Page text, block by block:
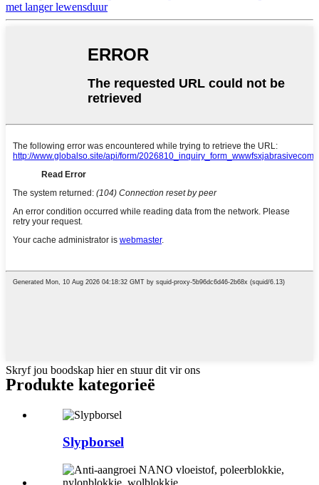
met langer lewensduur
Skryf jou boodskap hier en stuur dit vir ons
Produkte kategorieë
Slypborsel